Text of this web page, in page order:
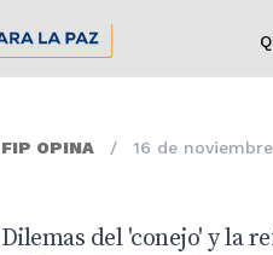
FIP OPINA / 16 de
Dilemas del 'conejo' y la